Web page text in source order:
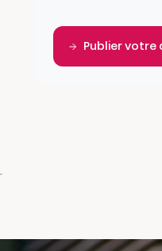
Publier votre